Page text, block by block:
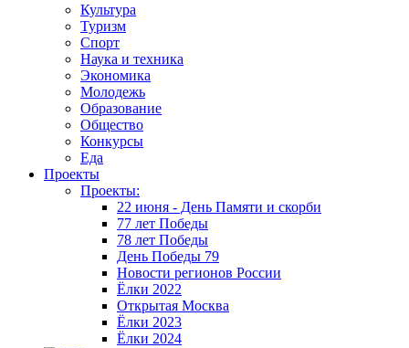
Культура
Туризм
Спорт
Наука и техника
Экономика
Молодежь
Образование
Общество
Конкурсы
Еда
Проекты
Проекты:
22 июня - День Памяти и скорби
77 лет Победы
78 лет Победы
День Победы 79
Новости регионов России
Ёлки 2022
Открытая Москва
Ёлки 2023
Ёлки 2024